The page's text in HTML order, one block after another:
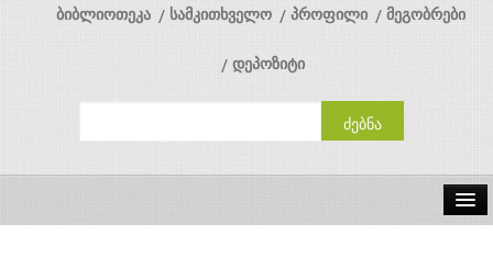
ბიბლიოთეკა სამკითხველო პროფილი მეგობრები
დეპოზიტი